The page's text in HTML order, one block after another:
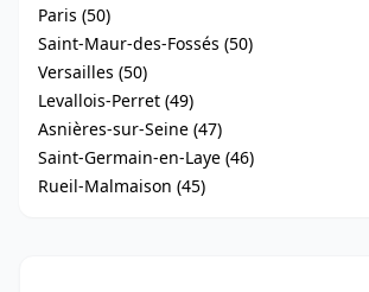
Paris (50)
Saint-Maur-des-Fossés (50)
Versailles (50)
Levallois-Perret (49)
Asnières-sur-Seine (47)
Saint-Germain-en-Laye (46)
Rueil-Malmaison (45)